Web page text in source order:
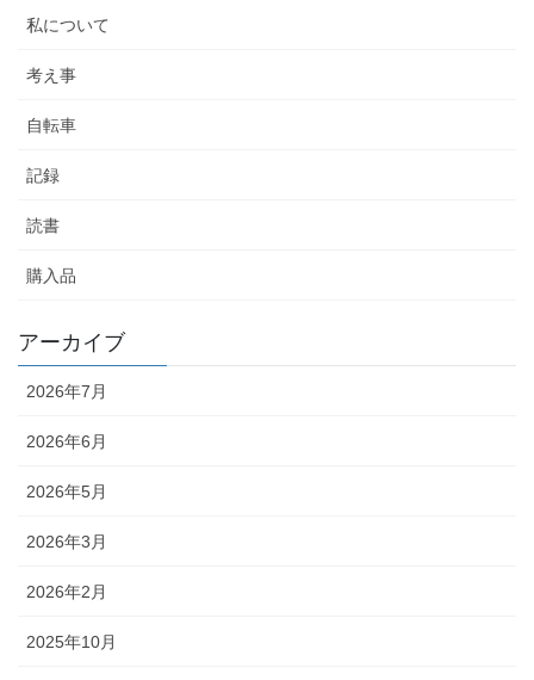
私について
考え事
自転車
記録
読書
購入品
アーカイブ
2026年7月
2026年6月
2026年5月
2026年3月
2026年2月
2025年10月